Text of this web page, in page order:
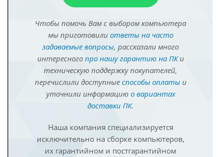
Чтобы помочь Вам с выбором компьютера
мы приготовили ответы на часто
задаваемые вопросы, рассказали много
интересного про нашу гарантию на ПКи
техническую поддержку покупателей,
перечислили доступные способы оплатыи
уточнили информацию о вариантах
доставки ПК.
Наша компания специализируется
исключительно на сборке компьютеров,
их гарантийном и постгарантийном